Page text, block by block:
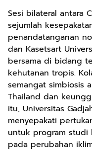
Sesi bilateral antara
sejumlah
penandatanganan
dan Kasetsart
bersama di bidang
kehutanan tropis.
semangat simbiosis
Thailand dan
itu, Universitas
menyepakati
untuk program studi
pada perubahan